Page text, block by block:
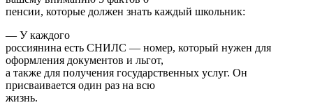
пенсии, которые должен знать каждый школьник:
— У каждого
россиянина есть СНИЛС — номер, который нужен для
оформления документов и льгот,
а также для получения государственных услуг. Он
присваивается один раз на всю
жизнь.